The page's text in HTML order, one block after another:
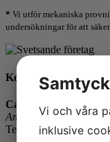
* Vi utför mekaniska
undersökningar för att
Kontaktperson
Catarina Wernlund
Ansvarig: Marknad
Telefon: 031-65 64 93
Vi och våra
inklusive